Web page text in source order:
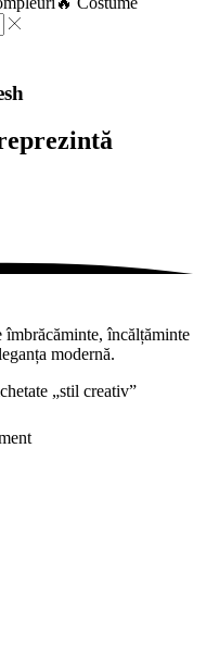
îmbrăcăminte, încălțăminte
modernă.
„stil creativ”